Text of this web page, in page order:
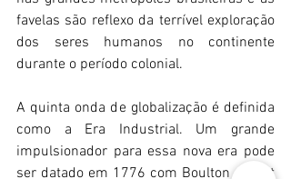
favelas são reflexo da terrível exploração
dos seres humanos no continente
durante o período colonial.
A quinta onda de globalização é definida
como a Era Industrial. Um grande
impulsionador para essa nova era pode
ser datado em 1776 com Boulton e Watt